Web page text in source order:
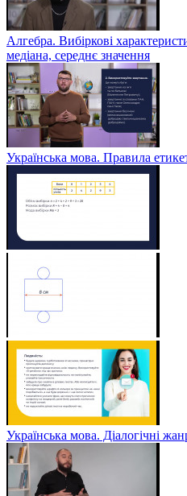
Алгебра. Вибіркові
медіана, середнє значення
Українська мова. Правила
Українська мова. Діалогічні